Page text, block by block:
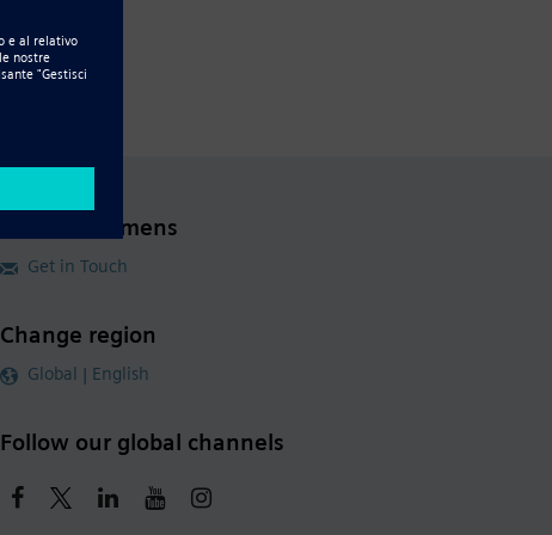
Contact Siemens
Get in Touch
Change region
Global | English
Follow our global channels